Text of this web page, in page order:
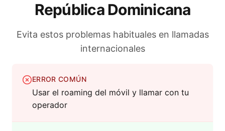
República Dominicana
Evita estos problemas habituales en llamadas
internacionales
ERROR COMÚN
Usar el roaming del móvil y llamar con tu
operador